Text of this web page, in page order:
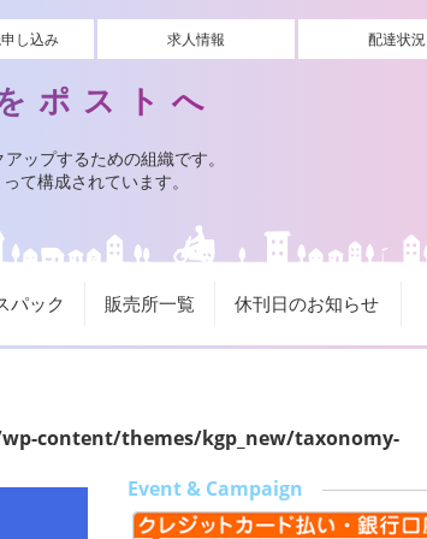
し込み 求人情報 配達状況
ポストへ
ップするための組織です。
て構成されています。
パック 販売所一覧 休刊日のお知らせ
content/themes/kgp_new/taxonomy-
Event & Campaign